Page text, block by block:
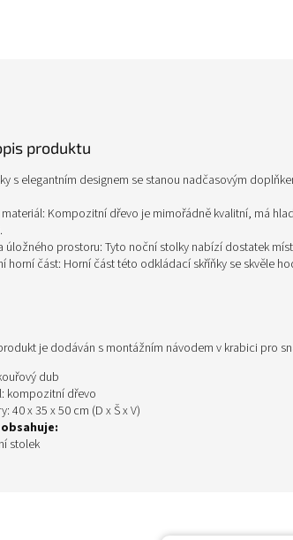
produktu
s elegantním designem se stanou nadčasovým
Kompozitní dřevo je mimořádně kvalitní, má
úložného prostoru: Tyto noční stolky nabízí dostatek
horní část: Horní část této odkládací skříňky se skvěle
je dodáván s montážním návodem v krabici pro
dub
kompozitní dřevo
40 x 35 x 50 cm (D x Š x V)
stolek